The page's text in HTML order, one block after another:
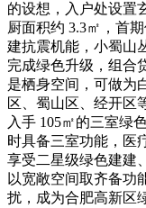
的设想，入户处设置
厨面积约 3.3㎡，首
建抗震机能，小蜀山
完成绿色升级，组合
是栖身空间，可做为
区、蜀山区、经开区
入手 105㎡的三室绿
时具备三室功能，医
享受二星级绿色建建
以宽敞空间取齐备功
扰，成为合肥高新区